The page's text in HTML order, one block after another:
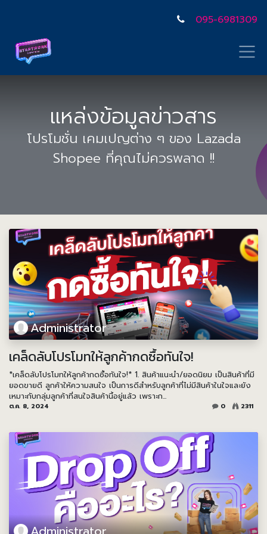
095-6981309
แหล่งข้อมูลข่าวสาร
โปรโมชั่น เคมเปญต่าง ๆ ของ Lazada
Shopee ที่คุณไม่ควรพลาด !!
Administrator
เคล็ดลับโปรโมทให้ลูกค้ากดซื้อทันใจ!
*เคล็ดลับโปรโมทให้ลูกค้ากดซื้อทันใจ!* 1. สินค้าแนะนำ/ยอดนิยม เป็นสินค้าที่มี
ยอดขายดี ลูกค้าให้ความสนใจ เป็นการดีสำหรับลูกค้าที่ไม่มีสินค้าในใจและยัง
เหมาะกับกลุ่มลูกค้าที่สนใจสินค้านี้อยู่แล้ว เพราะก...
ต.ค. 8, 2024 0 2311